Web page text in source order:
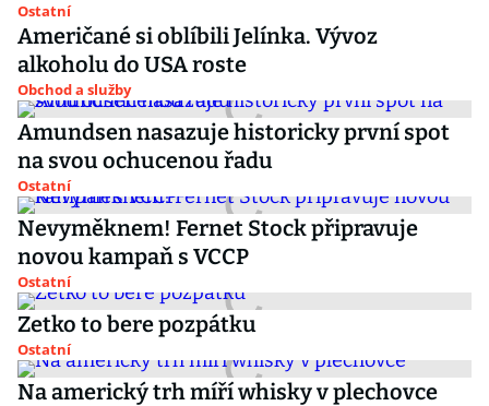
Ostatní
Američané si oblíbili Jelínka. Vývoz
alkoholu do USA roste
Obchod a služby
Amundsen nasazuje historicky první spot
na svou ochucenou řadu
Ostatní
Nevyměknem! Fernet Stock připravuje
novou kampaň s VCCP
Ostatní
Zetko to bere pozpátku
Ostatní
Na americký trh míří whisky v plechovce